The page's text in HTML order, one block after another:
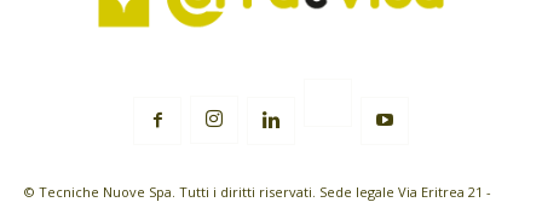
© Tecniche Nuove Spa. Tutti i diritti riservati. Sede legale Via Eritrea 21 -